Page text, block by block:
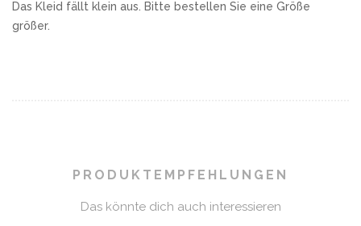
Das Kleid fällt klein aus. Bitte bestellen Sie eine Größe
größer.
PRODUKTEMPFEHLUNGEN
Das könnte dich auch interessieren